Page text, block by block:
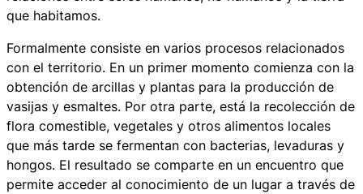
que habitamos.
Formalmente consiste en varios procesos relacionados
con el territorio. En un primer momento comienza con la
obtención de arcillas y plantas para la producción de
vasijas y esmaltes. Por otra parte, está la recolección de
flora comestible, vegetales y otros alimentos locales
que más tarde se fermentan con bacterias, levaduras y
hongos. El resultado se comparte en un encuentro que
permite acceder al conocimiento de un lugar a través de